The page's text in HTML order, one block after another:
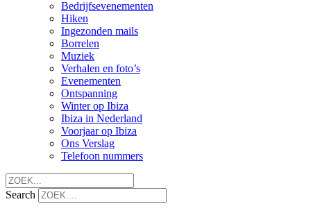
Bedrijfsevenementen
Hiken
Ingezonden mails
Borrelen
Muziek
Verhalen en foto’s
Evenementen
Ontspanning
Winter op Ibiza
Ibiza in Nederland
Voorjaar op Ibiza
Ons Verslag
Telefoon nummers
Search